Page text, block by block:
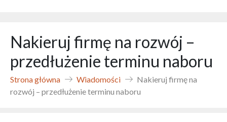
Nakieruj firmę na rozwój –
przedłużenie terminu naboru
Strona główna Wiadomości
Nakieruj firmę na
rozwój – przedłużenie terminu naboru